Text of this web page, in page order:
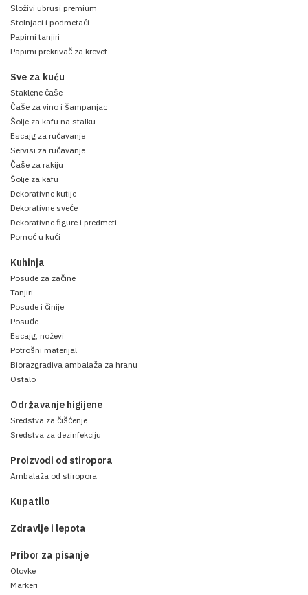
Složivi ubrusi premium
Stolnjaci i podmetači
Papirni tanjiri
Papirni prekrivač za krevet
Sve za kuću
Staklene čaše
Čaše za vino i šampanjac
Šolje za kafu na stalku
Escajg za ručavanje
Servisi za ručavanje
Čaše za rakiju
Šolje za kafu
Dekorativne kutije
Dekorativne sveće
Dekorativne figure i predmeti
Pomoć u kući
Kuhinja
Posude za začine
Tanjiri
Posude i činije
Posuđe
Escajg, noževi
Potrošni materijal
Biorazgradiva ambalaža za hranu
Ostalo
Održavanje higijene
Sredstva za čišćenje
Sredstva za dezinfekciju
Proizvodi od stiropora
Ambalaža od stiropora
Kupatilo
Zdravlje i lepota
Pribor za pisanje
Olovke
Markeri